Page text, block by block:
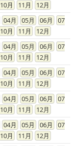
10 11
12
04 05 06
07
10 11
12
04 05 06
07
10 11
12
04 05 06
07
10 11
12
04 05 06
07
10 11
12
04 05 06
07
10 11
12